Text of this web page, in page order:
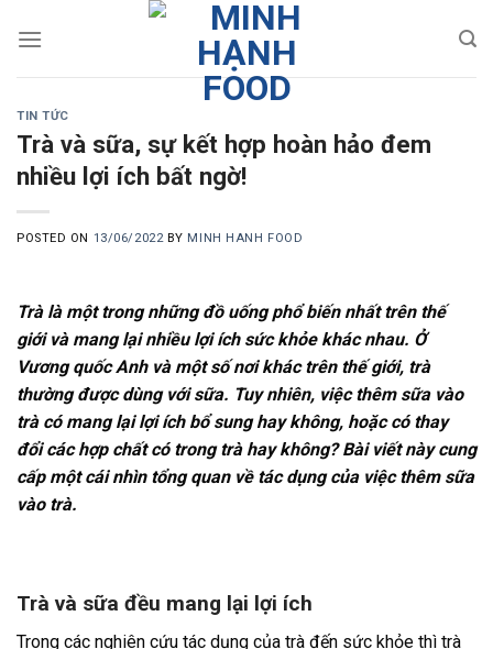
TIN TỨC
Trà và sữa, sự kết hợp hoàn hảo đem
nhiều lợi ích bất ngờ!
POSTED ON 13/06/2022 BY MINH HANH FOOD
Trà là một trong những đồ uống phổ biến nhất trên thế
giới và mang lại nhiều lợi ích sức khỏe khác nhau. Ở
Vương quốc Anh và một số nơi khác trên thế giới, trà
thường được dùng với sữa. Tuy nhiên, việc thêm sữa vào
trà có mang lại lợi ích bổ sung hay không, hoặc có thay
đổi các hợp chất có trong trà hay không? Bài viết này cung
cấp một cái nhìn tổng quan về tác dụng của việc thêm sữa
vào trà.
Trà và sữa đều mang lại lợi ích
Trong các nghiên cứu tác dụng của trà đến sức khỏe thì trà